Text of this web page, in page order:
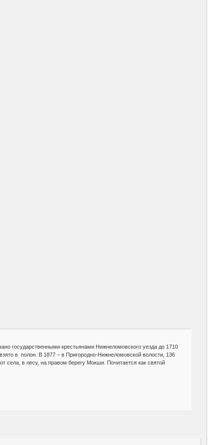
государственными крестьянами Нижнеломовского уезда до 1710
в полон. В 1877 – в Пригородно-Нижнеломовской волости, 136
села, в лесу, на правом берегу Мокши. Почитается как святой